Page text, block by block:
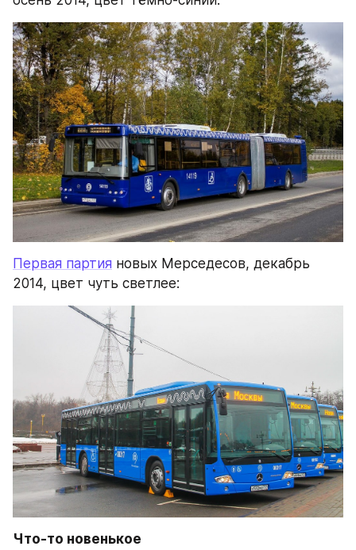
Первая партия новых Мерседесов, декабрь
2014, цвет чуть светлее:
Что-то новенькое